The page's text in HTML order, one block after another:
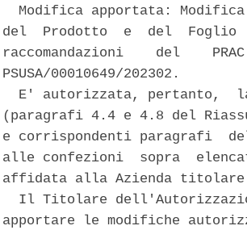
Modifica apportata:
del  Prodotto  e  del  Foglio
raccomandazioni    del
PSUSA/00010649/202302.
E' autorizzata, pertanto,
(paragrafi 4.4 e 4.8 del
e corrispondenti paragrafi
alle confezioni  sopra
affidata alla Azienda
Il Titolare
apportare le modifiche